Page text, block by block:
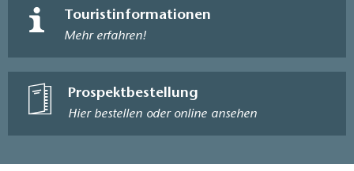
Touristinformationen
Mehr erfahren!
Prospektbestellung
Hier bestellen oder online ansehen